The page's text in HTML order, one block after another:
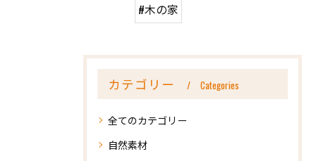
#木の家
カテゴリー Categories
全てのカテゴリー
自然素材